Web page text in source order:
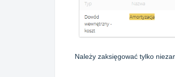
Należy zaksięgować tylko